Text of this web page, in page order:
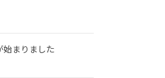
始まりました